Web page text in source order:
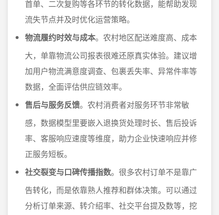
首单、二次复购等各环节的转化数据，能帮助发现
流失节点并及时优化运营策略。
物流履约时效与成本。农村地区配送难度高、成本
大，单靠物流公司报表很难还原真实体验。建议增
加用户物流满意度调查、包裹丢失率、异常件率等
数据，全面评估供应链效率。
售后与服务反馈。农村消费者对服务环节非常敏
感，数据模型里要嵌入退换货处理时长、售后投诉
率、客服响应速度等维度，助力企业快速响应并修
正服务短板。
社交裂变与口碑传播指数。很多农村订单不是靠广
告转化，而是依靠熟人推荐和群体决策。可以通过
分析订单来源、转介绍率、社交平台提及数等，挖